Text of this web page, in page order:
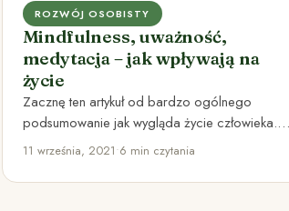
ROZWÓJ OSOBISTY
Mindfulness, uważność,
medytacja – jak wpływają na
życie
Zacznę ten artykuł od bardzo ogólnego
podsumowanie jak wygląda życie człowieka.
Rządzą nami takie uczucia, jak: Chęć
11 września, 2021•6 min czytania